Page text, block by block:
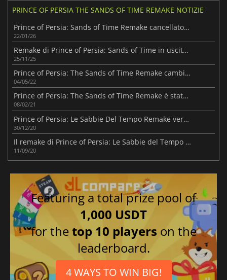
PRINCE OF PERSIA THE SANDS OF TIME REMAKE NOTIZIE
Prince of Persia: Sands of Time Remake cancellato, Ubisoft in difficoltà
22/01/26
Remake di Prince of Persia: Sands of Time in uscita nel 2026
25/11/25
Prince of Persia: The Sands of Time Remake cambia sviluppatore
04/05/22
Prince of Persia: The Sands of Time Remake è stato nuovamente posticipato!
08/02/21
Prince of Persia: Le Sabbie Del Tempo Remake verrà lanciato su console next-gen!
30/12/20
Il remake di Prince of Persia: Le Sabbie del Tempo è previsto per Gennaio!
11/09/20
Featuring a total prize pool of
1,000 USDT
for thetop 10 players on the
leaderboard.
4 WAYS TO WIN BIG!